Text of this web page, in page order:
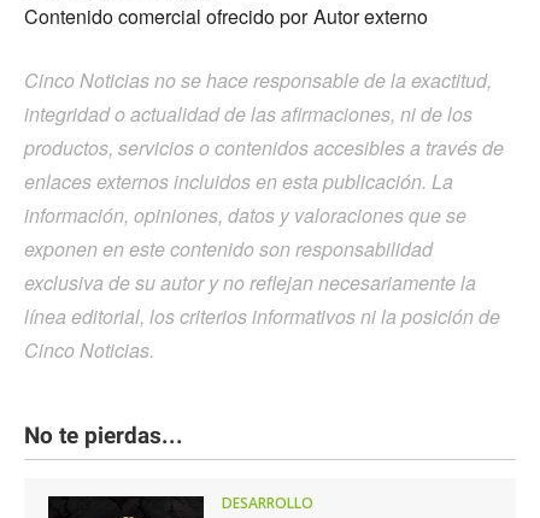
Contenido comercial ofrecido por Autor externo
Cinco Noticias no se hace responsable de la exactitud,
integridad o actualidad de las afirmaciones, ni de los
productos, servicios o contenidos accesibles a través de
enlaces externos incluidos en esta publicación. La
información, opiniones, datos y valoraciones que se
exponen en este contenido son responsabilidad
exclusiva de su autor y no reflejan necesariamente la
línea editorial, los criterios informativos ni la posición de
Cinco Noticias.
No te pierdas...
DESARROLLO